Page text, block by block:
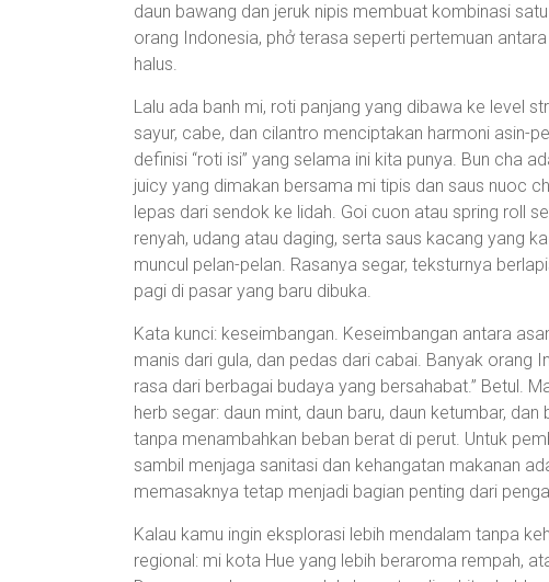
daun bawang dan jeruk nipis membuat kombinasi
orang Indonesia, phở terasa seperti pertemuan
halus.
Lalu ada banh mi, roti panjang yang dibawa ke level
sayur, cabe, dan cilantro menciptakan harmoni asin-
definisi “roti isi” yang selama ini kita punya. Bun cha
juicy yang dimakan bersama mi tipis dan saus nuoc
lepas dari sendok ke lidah. Goi cuon atau spring roll
renyah, udang atau daging, serta saus kacang yang
muncul pelan-pelan. Rasanya segar, teksturnya
pagi di pasar yang baru dibuka.
Kata kunci: keseimbangan. Keseimbangan antara
manis dari gula, dan pedas dari cabai. Banyak orang
rasa dari berbagai budaya yang bersahabat.” Betul.
herb segar: daun mint, daun baru, daun ketumbar,
tanpa menambahkan beban berat di perut. Untuk
sambil menjaga sanitasi dan kehangatan makanan
memasaknya tetap menjadi bagian penting dari
Kalau kamu ingin eksplorasi lebih mendalam tanpa
regional: mi kota Hue yang lebih beraroma rempah,